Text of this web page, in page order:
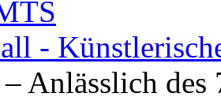
-
– Anlässlich